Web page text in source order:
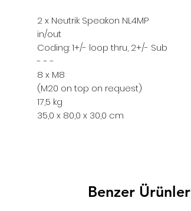
2 x Neutrik Speakon NL4MP
in/out
Coding: 1+/- loop thru, 2+/- Sub
- - -
8 x M8
(M20 on top on request)
17,5 kg
35,0 x 80,0 x 30,0 cm
Benzer Ürünler